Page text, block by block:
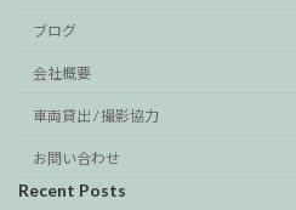
ブログ
会社概要
車両貸出 / 撮影協力
お問い合わせ
Recent Posts